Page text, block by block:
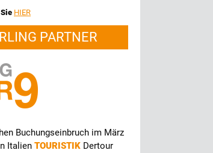
HIER
PARTNER
Buchungseinbruch im März
Italien TOURISTIK Dertour